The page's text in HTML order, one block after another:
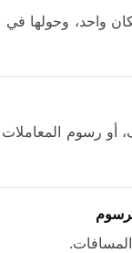
واحد، وحولها في
رسوم المعاملات